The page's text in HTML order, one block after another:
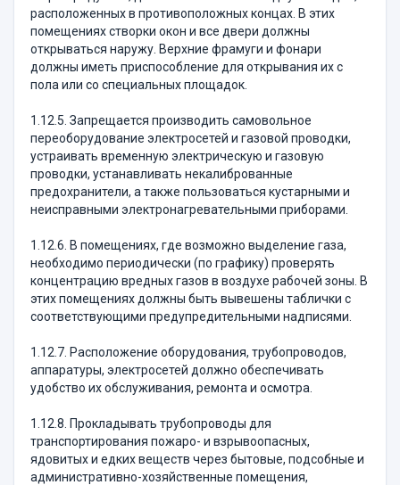
расположенных в противоположных концах. В этих
помещениях створки окон и все двери должны
открываться наружу. Верхние фрамуги и фонари
должны иметь приспособление для открывания их с
пола или со специальных площадок.
1.12.5. Запрещается производить самовольное
переоборудование электросетей и газовой проводки,
устраивать временную электрическую и газовую
проводки, устанавливать некалиброванные
предохранители, а также пользоваться кустарными и
неисправными электронагревательными приборами.
1.12.6. В помещениях, где возможно выделение газа,
необходимо периодически (по графику) проверять
концентрацию вредных газов в воздухе рабочей зоны. В
этих помещениях должны быть вывешены таблички с
соответствующими предупредительными надписями.
1.12.7. Расположение оборудования, трубопроводов,
аппаратуры, электросетей должно обеспечивать
удобство их обслуживания, ремонта и осмотра.
1.12.8. Прокладывать трубопроводы для
транспортирования пожаро- и взрывоопасных,
ядовитых и едких веществ через бытовые, подсобные и
административно-хозяйственные помещения,